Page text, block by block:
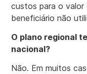
custos para o valor
beneficiário não
O plano regional
nacional?
Não. Em muitos